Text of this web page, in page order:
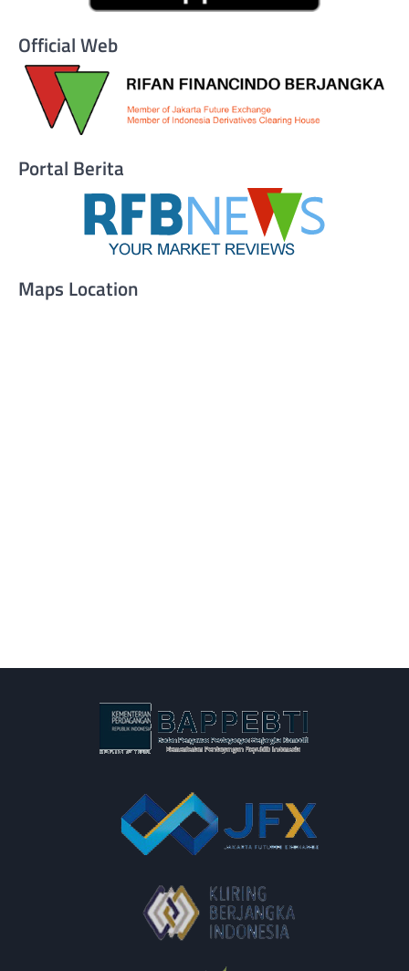
Official Web
Portal Berita
Maps Location